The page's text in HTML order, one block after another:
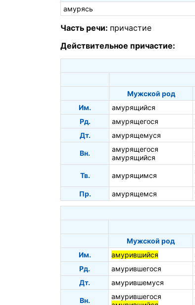
амурясь
Часть речи: причастие
Действительное причастие:
Мужской род
Им.
амурящийся
Рд.
амурящегося
Дт.
амурящемуся
Вн.
амурящегося
амурящийся
Тв. амурящимся
Пр. амурящемся
Мужской род
Им.
амурившийся
Рд.
амурившегося
Дт.
амурившемуся
Вн.
амурившегося